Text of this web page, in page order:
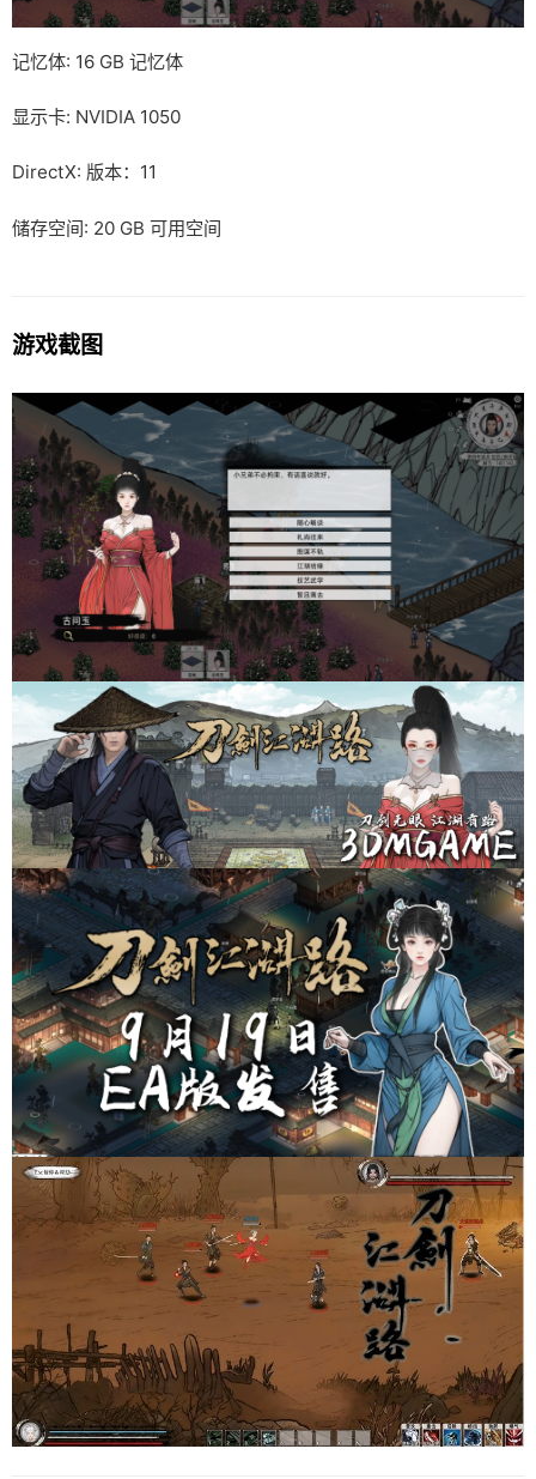
记忆体: 16 GB 记忆体
显示卡: NVIDIA 1050
DirectX: 版本：11
储存空间: 20 GB 可用空间
游戏截图